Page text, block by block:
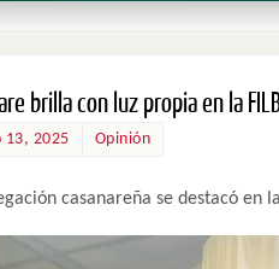
brilla con luz propia en la
13, 2025 Opinión
casanareña se destacó en